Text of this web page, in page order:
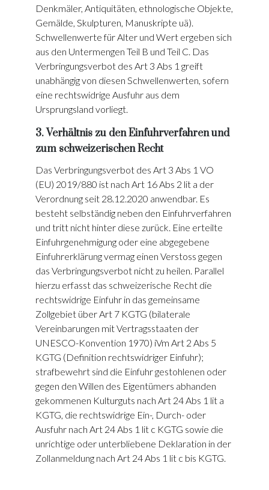
Denkmäler, Antiquitäten, ethnologische Objekte,
Gemälde, Skulpturen, Manuskripte uä).
Schwellenwerte für Alter und Wert ergeben sich
aus den Untermengen Teil B und Teil C. Das
Verbringungsverbot des Art 3 Abs 1 greift
unabhängig von diesen Schwellenwerten, sofern
eine rechtswidrige Ausfuhr aus dem
Ursprungsland vorliegt.
3. Verhältnis zu den Einfuhrverfahren und
zum schweizerischen Recht
Das Verbringungsverbot des Art 3 Abs 1 VO
(EU) 2019/880 ist nach Art 16 Abs 2 lit a der
Verordnung seit 28.12.2020 anwendbar. Es
besteht selbständig neben den Einfuhrverfahren
und tritt nicht hinter diese zurück. Eine erteilte
Einfuhrgenehmigung oder eine abgegebene
Einfuhrerklärung vermag einen Verstoss gegen
das Verbringungsverbot nicht zu heilen. Parallel
hierzu erfasst das schweizerische Recht die
rechtswidrige Einfuhr in das gemeinsame
Zollgebiet über Art 7 KGTG (bilaterale
Vereinbarungen mit Vertragsstaaten der
UNESCO-Konvention 1970) iVm Art 2 Abs 5
KGTG (Definition rechtswidriger Einfuhr);
strafbewehrt sind die Einfuhr gestohlenen oder
gegen den Willen des Eigentümers abhanden
gekommenen Kulturguts nach Art 24 Abs 1 lit a
KGTG, die rechtswidrige Ein-, Durch- oder
Ausfuhr nach Art 24 Abs 1 lit c KGTG sowie die
unrichtige oder unterbliebene Deklaration in der
Zollanmeldung nach Art 24 Abs 1 lit c bis KGTG.